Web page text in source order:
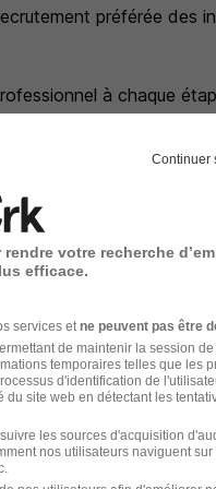
préférée des
à chaque
dans votre recherche
: Industrie,
égales, toutes
Candidatez en
Continuer
votre recherche
efficace.
services et ne peuvent pas être
de maintenir la session
temporaires telles que les
d'identification de
site web en détectant les
les sources d'acquisition
nos utilisateurs naviguent sur